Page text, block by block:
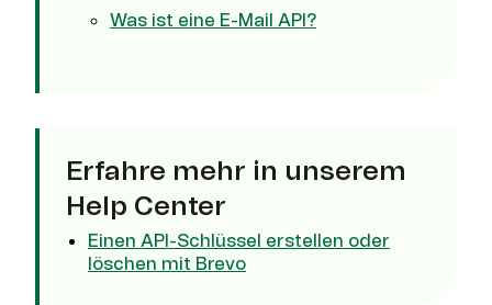
Was ist eine E-Mail API?
Erfahre mehr in unserem
Help Center
Einen API-Schlüssel erstellen oder
löschen mit Brevo